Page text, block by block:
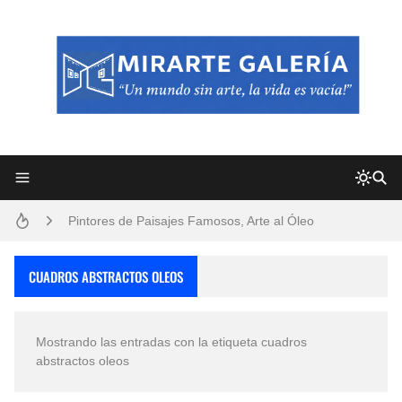
Pintores de Paisajes Famosos, Arte al Óleo
CUADROS ABSTRACTOS OLEOS
Mostrando las entradas con la etiqueta cuadros
abstractos oleos